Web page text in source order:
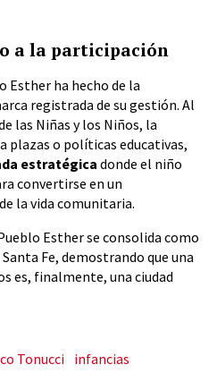
a la participación
Esther ha hecho de la
registrada de su gestión. Al
las Niñas y los Niños, la
plazas o políticas educativas,
estratégica donde el niño
convertirse en un
la vida comunitaria.
Esther se consolida como
Fe, demostrando que una
es, finalmente, una ciudad
Tonucci infancias